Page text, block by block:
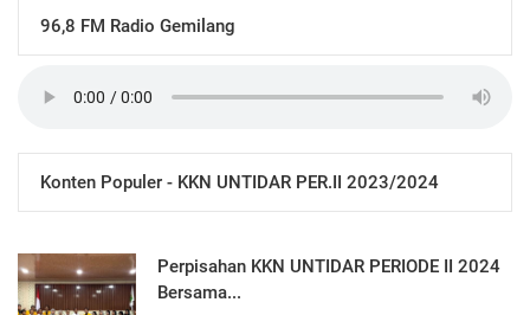
96,8 FM Radio Gemilang
Konten Populer - KKN UNTIDAR PER.II 2023/2024
Perpisahan KKN UNTIDAR PERIODE II 2024
Bersama...